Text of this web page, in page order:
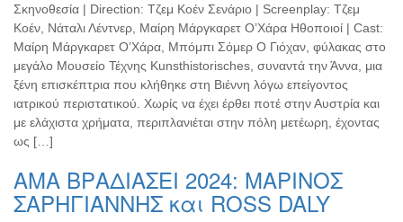
Σκηνοθεσία | Direction: Τζεμ Κοέν Σενάριο | Screenplay: Τζεμ
Κοέν, Νάταλι Λέντνερ, Μαίρη Μάργκαρετ Ο’Χάρα Ηθοποιοί | Cast:
Μαίρη Μάργκαρετ Ο’Χάρα, Μπόμπι Σόμερ Ο Γιόχαν, φύλακας στο
μεγάλο Μουσείο Τέχνης Kunsthistorisches, συναντά την Άννα, μια
ξένη επισκέπτρια που κλήθηκε στη Βιέννη λόγω επείγοντος
ιατρικού περιστατικού. Χωρίς να έχει έρθει ποτέ στην Αυστρία και
με ελάχιστα χρήματα, περιπλανιέται στην πόλη μετέωρη, έχοντας
ως […]
ΑΜΑ ΒΡΑΔΙΑΣΕΙ 2024: ΜΑΡΙΝΟΣ
ΣΑΡΗΓΙΑΝΝΗΣ και ROSS DALY